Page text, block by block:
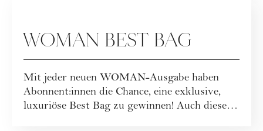
WOMAN BEST BAG
Mit jeder neuen WOMAN-Ausgabe haben
Abonnent:innen die Chance, eine exklusive,
luxuriöse Best Bag zu gewinnen! Auch dieses